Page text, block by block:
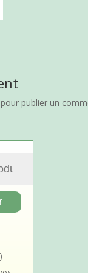
pour publier un